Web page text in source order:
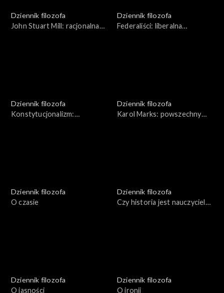
Dziennik filozofa
John Stuart Mill: racjonalna
Dziennik filozofa
Federaliści: liberalna
Dziennik filozofa
Konstytucjonalizm:
Dziennik filozofa
Karol Marks: powszechny
Dziennik filozofa
O czasie
Dziennik filozofa
Czy historia jest nauczycielką
Dziennik filozofa
O jasności
Dziennik filozofa
O ironii